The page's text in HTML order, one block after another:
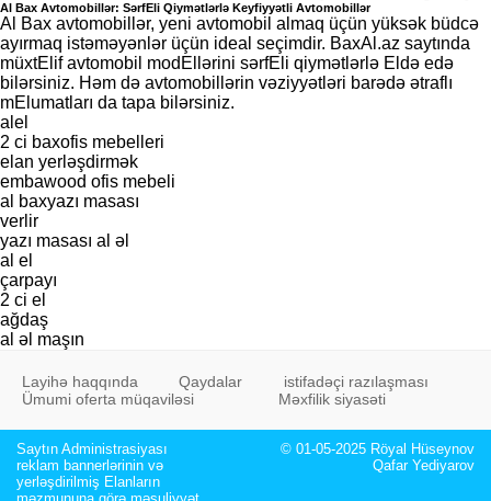
Al Bax Avtomobillər: SərfEli Qiymətlərlə Keyfiyyətli Avtomobillər
Al Bax avtomobillər, yeni avtomobil almaq üçün yüksək büdcə
ayırmaq istəməyənlər üçün ideal seçimdir. BaxAl.az saytında
müxtElif avtomobil modEllərini sərfEli qiymətlərlə Eldə edə
bilərsiniz. Həm də avtomobillərin vəziyyətləri barədə ətraflı
mElumatları da tapa bilərsiniz.
alel
2 ci baxofis mebelleri
elan yerləşdirmək
embawood ofis mebeli
al baxyazı masası
verlir
yazı masası al əl
al el
çarpayı
2 ci el
ağdaş
al əl maşın
Layihə haqqında Qaydalar
istifadəçi razılaşması
Ümumi oferta müqaviləsi
Məxfilik siyasəti
Saytın Administrasiyası
reklam bannerlərinin və
yerləşdirilmiş Elanların
© 01-05-2025 Röyal Hüseynov
Qafar Yediyarov